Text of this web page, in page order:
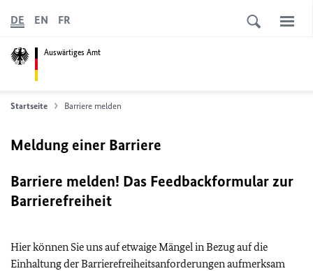
Auswärtiges Amt
DE EN FR
Startseite Barriere melden
Meldung einer Barriere
Barriere melden! Das Feedbackformular zur
Barrierefreiheit
Hier können Sie uns auf etwaige Mängel in Bezug auf die
Einhaltung der Barrierefreiheitsanforderungen aufmerksam